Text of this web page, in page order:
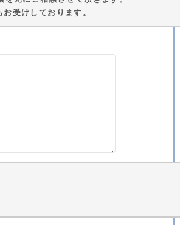
受けしております。